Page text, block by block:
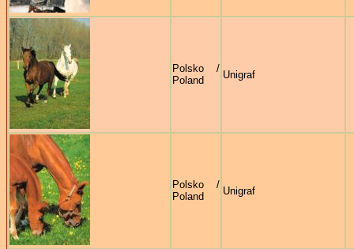
Polsko /
Poland
Unigraf
Polsko /
Poland
Unigraf